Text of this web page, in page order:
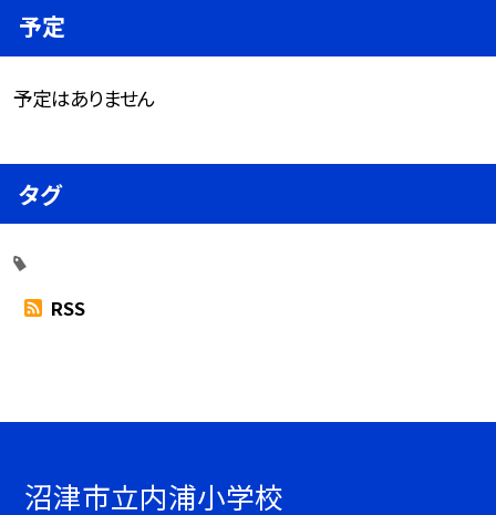
予定
予定はありません
タグ
RSS
沼津市立内浦小学校